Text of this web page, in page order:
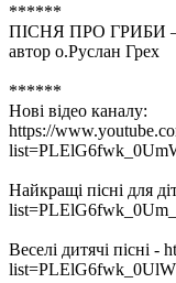
******
ПІСНЯ ПРО ГРИБИ –
автор о.Руслан Грех
******
Нові відео каналу:
https://
Найкращі пісні для
Веселі дитячі пісні